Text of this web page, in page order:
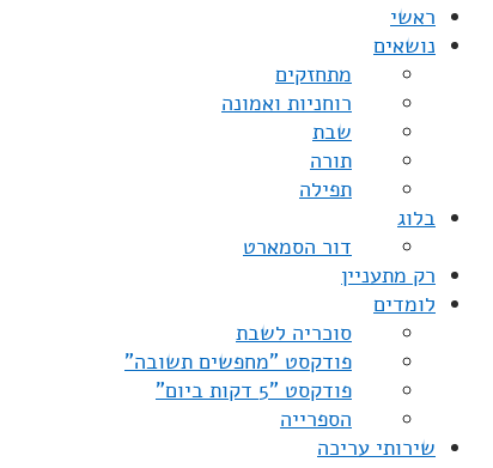
ראשי
נושאים
מתחזקים
רוחניות ואמונה
שבת
תורה
תפילה
בלוג
דור הסמארט
רק מתעניין
לומדים
סוכריה לשבת
פודקסט "מחפשים תשובה"
פודקסט "5 דקות ביום"
הספרייה
שירותי עריכה